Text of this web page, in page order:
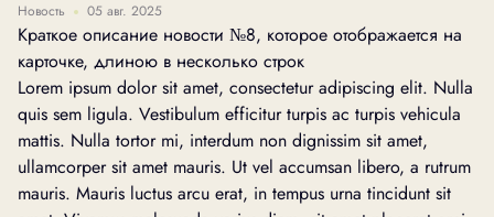
Новость 05 авг. 2025
Краткое описание новости №8, которое отображается на
карточке, длиною в несколько строк
Lorem ipsum dolor sit amet, consectetur adipiscing elit. Nulla
quis sem ligula. Vestibulum efficitur turpis ac turpis vehicula
mattis. Nulla tortor mi, interdum non dignissim sit amet,
ullamcorper sit amet mauris. Ut vel accumsan libero, a rutrum
mauris. Mauris luctus arcu erat, in tempus urna tincidunt sit